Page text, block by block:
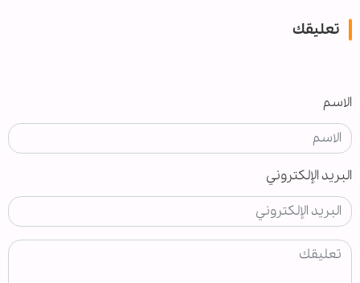
تعليقك
الاسم
البريد الإلكتروني